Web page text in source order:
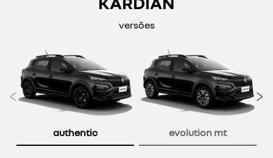
versões
authentic evolution mt
Anterior